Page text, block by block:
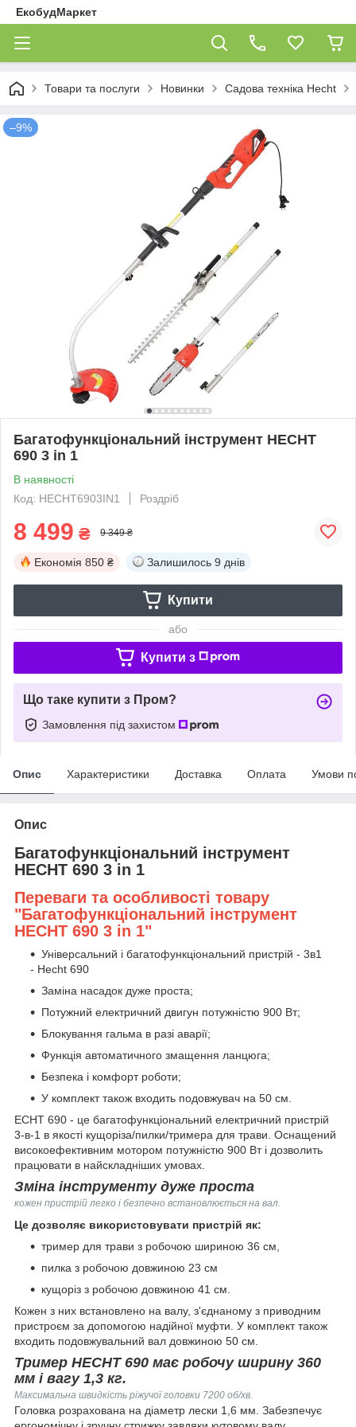
ЕкобудМаркет
Товари та послуги Новинки Садова техніка Hecht
–9%
Багатофункціональний інструмент HECHT
690 3 in 1
В наявності
Код: HECHT6903IN1
Роздріб
8 499 ₴ 9 349 ₴
Економія 850 ₴ Залишилось 9 днів
Купити
або
Купити з
Що таке купити з Пром?
Замовлення під захистом
Опис Характеристики Доставка Оплата Умови
Опис
Багатофункціональний інструмент
HECHT 690 3 in 1
Переваги та особливості товару
"Багатофункціональний інструмент
HECHT 690 3 in 1"
Універсальний і багатофункціональний пристрій - 3в1
- Hecht 690
Заміна насадок дуже проста;
Потужний електричний двигун потужністю 900 Вт;
Блокування гальма в разі аварії;
Функція автоматичного змащення ланцюга;
Безпека і комфорт роботи;
У комплект також входить подовжувач на 50 см.
ECHT 690 - це багатофункціональний електричний пристрій
3-в-1 в якості кущоріза/пилки/тримера для трави. Оснащений
високоефективним мотором потужністю 900 Вт і дозволить
працювати в найскладніших умовах.
Зміна інструменту дуже проста
кожен пристрій легко і безпечно встановлюється на вал.
Це дозволяє використовувати пристрій як:
тример для трави з робочою шириною 36 см,
пилка з робочою довжиною 23 см
кущоріз з робочою довжиною 41 см.
Кожен з них встановлено на валу, з'єднаному з приводним
пристроєм за допомогою надійної муфти. У комплект також
входить подовжувальний вал довжиною 50 см.
Тример HECHT 690 має робочу ширину 360
мм і вагу 1,3 кг.
Максимальна швидкість ріжучої головки 7200 об/хв.
Головка розрахована на діаметр лески 1,6 мм. Забезпечує